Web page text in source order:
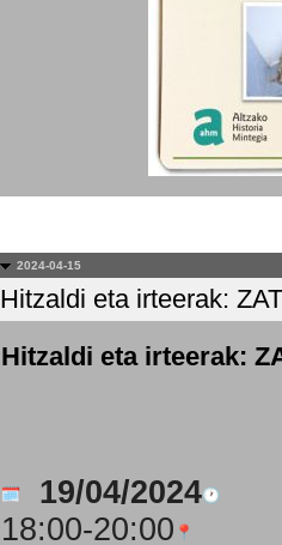
2024-04-15
Hitzaldi eta irteerak:
Hitzaldi eta irteerak:
19/04/2024
18:00-20:00